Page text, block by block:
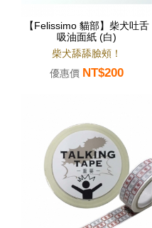
【Felissimo 貓部】柴犬吐舌
吸油面紙 (白)
柴犬舔舔臉頰！
優惠價 NT$200